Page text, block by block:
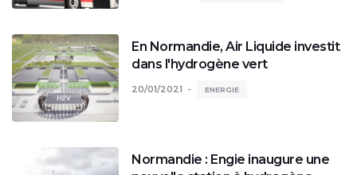
En Normandie, Air Liquide investit
dans l'hydrogène vert
20/01/2021 ENERGIE
Normandie : Engie inaugure une